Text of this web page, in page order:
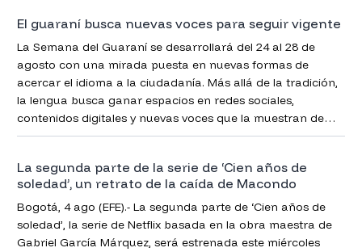
El guaraní busca nuevas voces para seguir vigente
La Semana del Guaraní se desarrollará del 24 al 28 de
agosto con una mirada puesta en nuevas formas de
acercar el idioma a la ciudadanía. Más allá de la tradición,
la lengua busca ganar espacios en redes sociales,
contenidos digitales y nuevas voces que la muestran de
una manera más cercana y atractiva.
La segunda parte de la serie de ‘Cien años de
soledad’, un retrato de la caída de Macondo
Bogotá, 4 ago (EFE).- La segunda parte de ‘Cien años de
soledad’, la serie de Netflix basada en la obra maestra de
Gabriel García Márquez, será estrenada este miércoles